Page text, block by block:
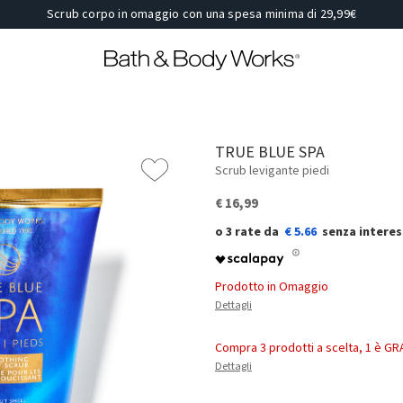
Scrub corpo in omaggio con una spesa minima di 29,99€
TRUE BLUE SPA
Scrub levigante piedi
€ 16,99
€ 5.66
Prodotto in Omaggio
Dettagli
Compra 3 prodotti a scelta, 1 è
Dettagli